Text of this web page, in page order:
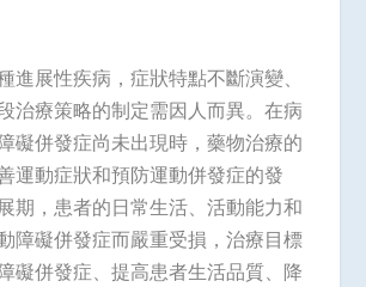
進展性疾病，症狀特點不斷演變、
治療策略的制定需因人而異。在病
礙併發症尚未出現時，藥物治療的
運動症狀和預防運動併發症的發
期，患者的日常生活、活動能力和
障礙併發症而嚴重受損，治療目標
礙併發症、提高患者生活品質、降